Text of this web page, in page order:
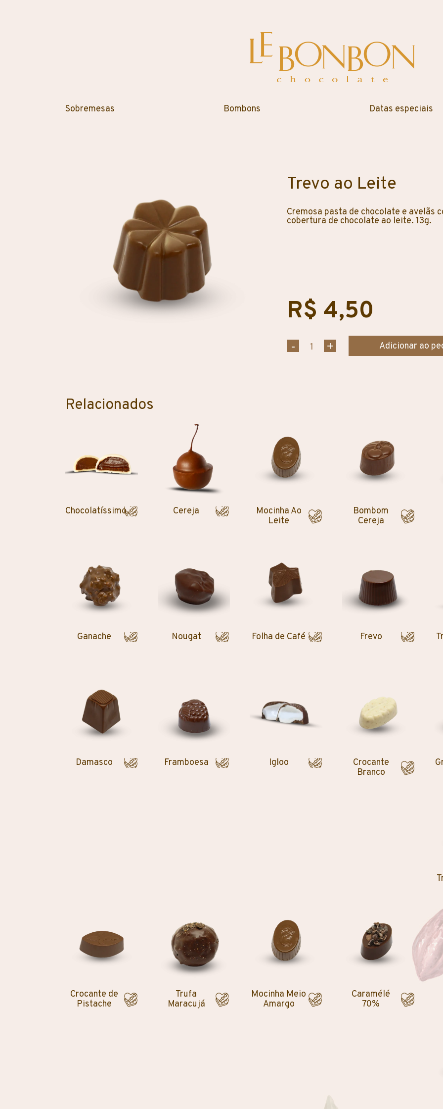
Sobremesas Bombons Datas especiais
Trevo ao Leite
Cremosa pasta de chocolate e avelãs
cobertura de chocolate ao leite. 13g.
R$ 4,50
Adicionar ao
Relacionados
Chocolatíssimo Cereja
Mocinha Ao
Leite
Bombom
Cereja
Ganache Nougat Folha de Café Frevo
Damasco Framboesa Igloo
Crocante
Branco
Crocante de
Pistache
Trufa
Maracujá
Mocinha Meio
Amargo
Caramélé
70%